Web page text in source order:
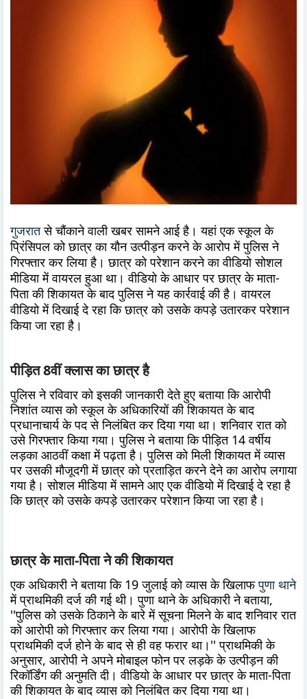
गुजरातसे चौंकाने वाली खबर सामने आई है। यहां एक स्कूल के
प्रिंसिपल को छात्र का यौन उत्पीड़न करने के आरोप में पुलिस ने
गिरफ्तार कर लिया है। छात्र को परेशान करने का वीडियो सोशल
मीडिया में वायरल हुआ था। वीडियो के आधार पर छात्र के माता-
पिता की शिकायत के बाद पुलिस ने यह कार्रवाई की है। वायरल
वीडियो में दिखाई दे रहा कि छात्र को उसके कपड़े उतारकर परेशान
किया जा रहा है।
पीड़ित 8वीं क्लास का छात्र है
पुलिस ने रविवार को इसकी जानकारी देते हुए बताया कि आरोपी
निशांत व्यास को स्कूल के अधिकारियों की शिकायत के बाद
प्रधानाचार्य के पद से निलंबित कर दिया गया था। शनिवार रात को
उसे गिरफ्तार किया गया। पुलिस ने बताया कि पीड़ित 14 वर्षीय
लड़का आठवीं कक्षा में पढ़ता है। पुलिस को मिली शिकायत में व्यास
पर उसकी मौजूदगी में छात्र को प्रताड़ित करने देने का आरोप लगाया
गया है। सोशल मीडिया में सामने आए एक वीडियो में दिखाई दे रहा है
कि छात्र को उसके कपड़े उतारकर परेशान किया जा रहा है।
छात्र के माता-पिता ने की शिकायत
एक अधिकारी ने बताया कि 19 जुलाई को व्यास के खिलाफपुणा थाने
में प्राथमिकी दर्ज की गई थी। पुणा थाने के अधिकारी ने बताया,
''पुलिस को उसके ठिकाने के बारे में सूचना मिलने के बाद शनिवार रात
को आरोपी को गिरफ्तार कर लिया गया। आरोपी के खिलाफ
प्राथमिकी दर्ज होने के बाद से ही वह फरार था।'' प्राथमिकी के
अनुसार, आरोपी ने अपने मोबाइल फोन पर लड़के के उत्पीड़न की
रिकॉर्डिंग की अनुमति दी। वीडियो के आधार पर छात्र के माता-पिता
की शिकायत के बाद व्यास को निलंबित कर दिया गया था।